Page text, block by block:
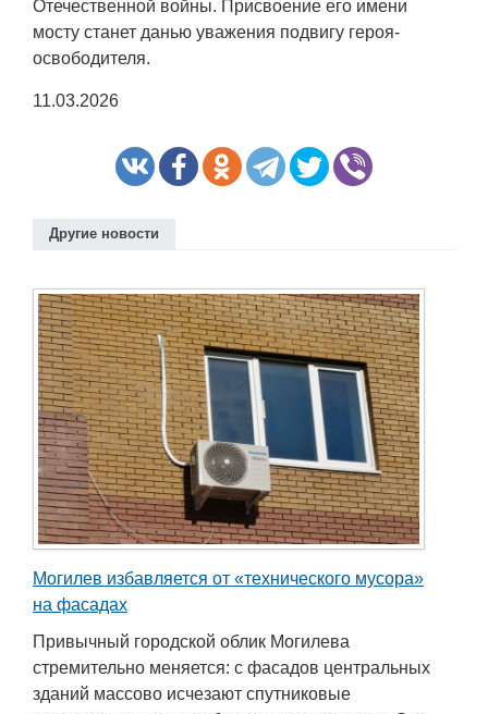
Отечественной войны. Присвоение его имени
мосту станет данью уважения подвигу героя-
освободителя.
11.03.2026
Другие новости
Могилев избавляется от «технического мусора»
на фасадах
Привычный городской облик Могилева
стремительно меняется: с фасадов центральных
зданий массово исчезают спутниковые